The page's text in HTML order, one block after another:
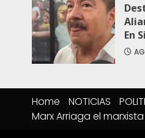
En
Home NOTICIAS
Marx Arriaga el